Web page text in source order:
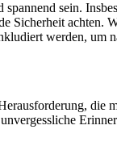
spannend sein.
Sicherheit
werden,
die